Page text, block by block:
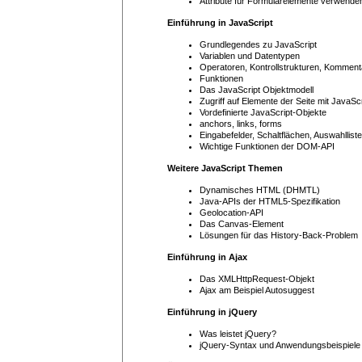
Einführung in JavaScript
Grundlegendes zu JavaScript
Variablen und Datentypen
Operatoren, Kontrollstrukturen,
Funktionen
Das JavaScript Objektmodell
Zugriff auf Elemente der Seite mit
Vordefinierte JavaScript-Objekte
anchors, links, forms
Eingabefelder, Schaltflächen,
Wichtige Funktionen der DOM-API
Weitere JavaScript Themen
Dynamisches HTML (DHMTL)
Java-APIs der HTML5-Spezifikation
Geolocation-API
Das Canvas-Element
Lösungen für das History-Back-Problem
Einführung in Ajax
Das XMLHttpRequest-Objekt
Ajax am Beispiel Autosuggest
Einführung in jQuery
Was leistet jQuery?
jQuery-Syntax und Anwendungsbeispiele